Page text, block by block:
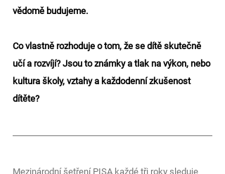
vědomě budujeme.
Co vlastně rozhoduje o tom, že se dítě skutečně
učí a rozvíjí? Jsou to známky a tlak na výkon, nebo
kultura školy, vztahy a každodenní zkušenost
dítěte?
Mezinárodní šetření PISA každé tři roky sleduje